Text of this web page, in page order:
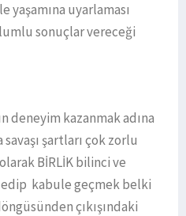
yaşamına uyarlaması
sonuçlar vereceği
deneyim kazanmak adına
şartları çok zorlu
BİRLİK bilinci ve
edip kabule geçmek belki
çıkışındaki